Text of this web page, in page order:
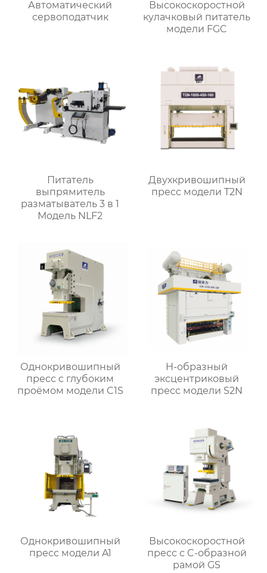
Автоматический
сервоподатчик
Высокоскоростной
кулачковый питатель
модели FGC
Питатель
выпрямитель
разматыватель 3 в 1
Модель NLF2
Двухкривошипный
пресс модели T2N
Однокривошипный
пресс с глубоким
проёмом модели C1S
H-образный
эксцентриковый
пресс модели S2N
Однокривошипный
пресс модели A1
Высокоскоростной
пресс с C-образной
рамой GS